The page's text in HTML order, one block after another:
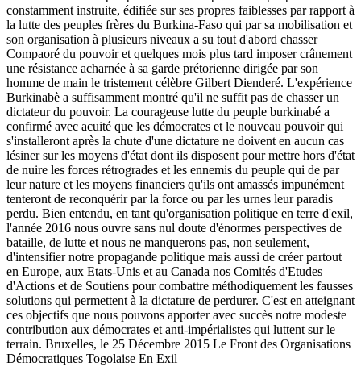
constamment instruite, édifiée sur ses propres faiblesses par rapport à
la lutte des peuples frères du Burkina-Faso qui par sa mobilisation et
son organisation à plusieurs niveaux a su tout d'abord chasser
Compaoré du pouvoir et quelques mois plus tard imposer crânement
une résistance acharnée à sa garde prétorienne dirigée par son
homme de main le tristement célèbre Gilbert Dienderé. L'expérience
Burkinabè a suffisamment montré qu'il ne suffit pas de chasser un
dictateur du pouvoir. La courageuse lutte du peuple burkinabé a
confirmé avec acuité que les démocrates et le nouveau pouvoir qui
s'installeront après la chute d'une dictature ne doivent en aucun cas
lésiner sur les moyens d'état dont ils disposent pour mettre hors d'état
de nuire les forces rétrogrades et les ennemis du peuple qui de par
leur nature et les moyens financiers qu'ils ont amassés impunément
tenteront de reconquérir par la force ou par les urnes leur paradis
perdu. Bien entendu, en tant qu'organisation politique en terre d'exil,
l'année 2016 nous ouvre sans nul doute d'énormes perspectives de
bataille, de lutte et nous ne manquerons pas, non seulement,
d'intensifier notre propagande politique mais aussi de créer partout
en Europe, aux Etats-Unis et au Canada nos Comités d'Etudes
d'Actions et de Soutiens pour combattre méthodiquement les fausses
solutions qui permettent à la dictature de perdurer. C'est en atteignant
ces objectifs que nous pouvons apporter avec succès notre modeste
contribution aux démocrates et anti-impérialistes qui luttent sur le
terrain. Bruxelles, le 25 Décembre 2015 Le Front des Organisations
Démocratiques Togolaise En Exil